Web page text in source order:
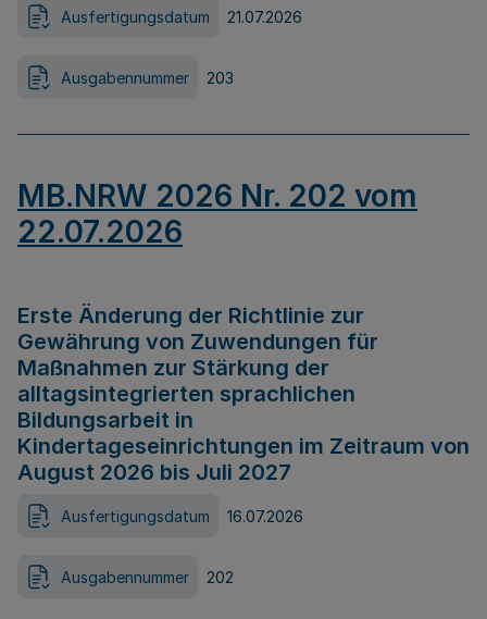
Ausfertigungsdatum 21.07.2026
Ausgabennummer 203
MB.NRW 2026 Nr. 202 vom
22.07.2026
Erste Änderung der Richtlinie zur
Gewährung von Zuwendungen für
Maßnahmen zur Stärkung der
alltagsintegrierten sprachlichen
Bildungsarbeit in
Kindertageseinrichtungen im Zeitraum von
August 2026 bis Juli 2027
Ausfertigungsdatum 16.07.2026
Ausgabennummer 202